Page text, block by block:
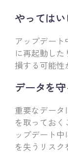
やっては
アップデー
に再起動し
損する可能性
データを
重要なデー
を取ってお
ップデート
を失うリスク